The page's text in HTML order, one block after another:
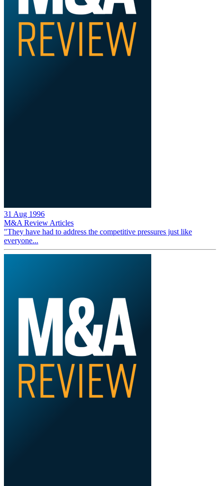
31 Aug 1996
M&A Review Articles
"They have had to address the competitive pressures just like
everyone...